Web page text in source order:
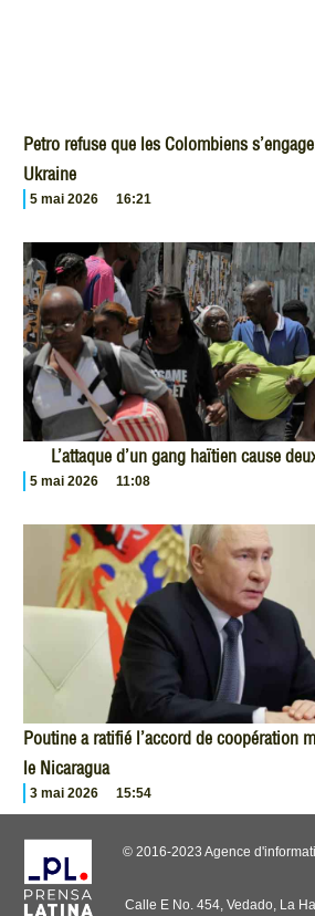
Petro refuse que les Colombiens
Ukraine
5 mai 2026 16:21
L’attaque d’un gang haïtien cause
5 mai 2026 11:08
Poutine a ratifié l’accord de coopération
le Nicaragua
3 mai 2026 15:54
© 2016-2023 Agence
Calle E No. 454, Vedado, La